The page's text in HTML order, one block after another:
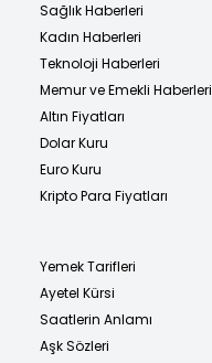
Sağlık Haberleri
Kadın Haberleri
Teknoloji Haberleri
Memur ve Emekli Haberleri
Altın Fiyatları
Dolar Kuru
Euro Kuru
Kripto Para Fiyatları
Yemek Tarifleri
Ayetel Kürsi
Saatlerin Anlamı
Aşk Sözleri